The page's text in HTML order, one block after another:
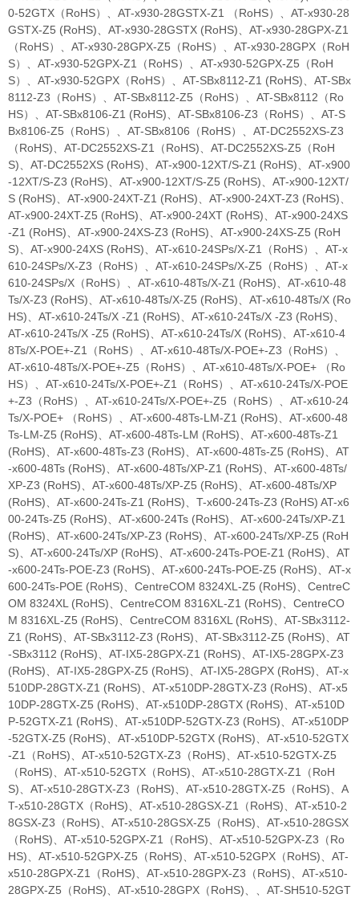
0-52GTX（RoHS）、AT-x930-28GSTX-Z1 （RoHS）、AT-x930-28
GSTX-Z5 (RoHS)、AT-x930-28GSTX (RoHS)、AT-x930-28GPX-Z1
（RoHS）、AT-x930-28GPX-Z5（RoHS）、AT-x930-28GPX（RoH
S）、AT-x930-52GPX-Z1（RoHS）、AT-x930-52GPX-Z5（RoH
S）、AT-x930-52GPX（RoHS）、AT-SBx8112-Z1 (RoHS)、AT-SBx
8112-Z3（RoHS）、AT-SBx8112-Z5（RoHS）、AT-SBx8112（Ro
HS）、AT-SBx8106-Z1 (RoHS)、AT-SBx8106-Z3（RoHS）、AT-S
Bx8106-Z5（RoHS）、AT-SBx8106（RoHS）、AT-DC2552XS-Z3
（RoHS)、AT-DC2552XS-Z1（RoHS)、AT-DC2552XS-Z5（RoH
S)、AT-DC2552XS (RoHS)、AT-x900-12XT/S-Z1 (RoHS)、AT-x900
-12XT/S-Z3 (RoHS)、AT-x900-12XT/S-Z5 (RoHS)、AT-x900-12XT/
S (RoHS)、AT-x900-24XT-Z1 (RoHS)、AT-x900-24XT-Z3 (RoHS)、
AT-x900-24XT-Z5 (RoHS)、AT-x900-24XT (RoHS)、AT-x900-24XS
-Z1 (RoHS)、AT-x900-24XS-Z3 (RoHS)、AT-x900-24XS-Z5 (RoH
S)、AT-x900-24XS (RoHS)、AT-x610-24SPs/X-Z1（RoHS）、AT-x
610-24SPs/X-Z3（RoHS）、AT-x610-24SPs/X-Z5（RoHS）、AT-x
610-24SPs/X（RoHS）、AT-x610-48Ts/X-Z1 (RoHS)、AT-x610-48
Ts/X-Z3 (RoHS)、AT-x610-48Ts/X-Z5 (RoHS)、AT-x610-48Ts/X (Ro
HS)、AT-x610-24Ts/X -Z1 (RoHS)、AT-x610-24Ts/X -Z3 (RoHS)、
AT-x610-24Ts/X -Z5 (RoHS)、AT-x610-24Ts/X (RoHS)、AT-x610-4
8Ts/X-POE+-Z1（RoHS）、AT-x610-48Ts/X-POE+-Z3（RoHS）、
AT-x610-48Ts/X-POE+-Z5（RoHS）、AT-x610-48Ts/X-POE+ （Ro
HS）、AT-x610-24Ts/X-POE+-Z1（RoHS）、AT-x610-24Ts/X-POE
+-Z3（RoHS）、AT-x610-24Ts/X-POE+-Z5（RoHS）、AT-x610-24
Ts/X-POE+ （RoHS）、AT-x600-48Ts-LM-Z1 (RoHS)、AT-x600-48
Ts-LM-Z5 (RoHS)、AT-x600-48Ts-LM (RoHS)、AT-x600-48Ts-Z1
(RoHS)、AT-x600-48Ts-Z3 (RoHS)、AT-x600-48Ts-Z5 (RoHS)、AT
-x600-48Ts (RoHS)、AT-x600-48Ts/XP-Z1 (RoHS)、AT-x600-48Ts/
XP-Z3 (RoHS)、AT-x600-48Ts/XP-Z5 (RoHS)、AT-x600-48Ts/XP
(RoHS)、AT-x600-24Ts-Z1 (RoHS)、T-x600-24Ts-Z3 (RoHS) AT-x6
00-24Ts-Z5 (RoHS)、AT-x600-24Ts (RoHS)、AT-x600-24Ts/XP-Z1
(RoHS)、AT-x600-24Ts/XP-Z3 (RoHS)、AT-x600-24Ts/XP-Z5 (RoH
S)、AT-x600-24Ts/XP (RoHS)、AT-x600-24Ts-POE-Z1 (RoHS)、AT
-x600-24Ts-POE-Z3 (RoHS)、AT-x600-24Ts-POE-Z5 (RoHS)、AT-x
600-24Ts-POE (RoHS)、CentreCOM 8324XL-Z5 (RoHS)、CentreC
OM 8324XL (RoHS)、CentreCOM 8316XL-Z1 (RoHS)、CentreCO
M 8316XL-Z5 (RoHS)、CentreCOM 8316XL (RoHS)、AT-SBx3112-
Z1 (RoHS)、AT-SBx3112-Z3 (RoHS)、AT-SBx3112-Z5 (RoHS)、AT
-SBx3112 (RoHS)、AT-IX5-28GPX-Z1 (RoHS)、AT-IX5-28GPX-Z3
(RoHS)、AT-IX5-28GPX-Z5 (RoHS)、AT-IX5-28GPX (RoHS)、AT-x
510DP-28GTX-Z1 (RoHS)、AT-x510DP-28GTX-Z3 (RoHS)、AT-x5
10DP-28GTX-Z5 (RoHS)、AT-x510DP-28GTX (RoHS)、AT-x510D
P-52GTX-Z1 (RoHS)、AT-x510DP-52GTX-Z3 (RoHS)、AT-x510DP
-52GTX-Z5 (RoHS)、AT-x510DP-52GTX (RoHS)、AT-x510-52GTX
-Z1（RoHS)、AT-x510-52GTX-Z3（RoHS)、AT-x510-52GTX-Z5
（RoHS)、AT-x510-52GTX（RoHS)、AT-x510-28GTX-Z1（RoH
S)、AT-x510-28GTX-Z3（RoHS)、AT-x510-28GTX-Z5（RoHS)、A
T-x510-28GTX（RoHS)、AT-x510-28GSX-Z1（RoHS)、AT-x510-2
8GSX-Z3（RoHS)、AT-x510-28GSX-Z5（RoHS)、AT-x510-28GSX
（RoHS)、AT-x510-52GPX-Z1（RoHS)、AT-x510-52GPX-Z3（Ro
HS)、AT-x510-52GPX-Z5（RoHS)、AT-x510-52GPX（RoHS)、AT-
x510-28GPX-Z1（RoHS)、AT-x510-28GPX-Z3（RoHS)、AT-x510-
28GPX-Z5（RoHS)、AT-x510-28GPX（RoHS)、、AT-SH510-52GT